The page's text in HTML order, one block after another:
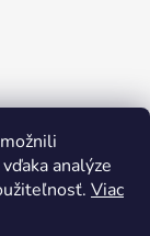
analýze
Viac